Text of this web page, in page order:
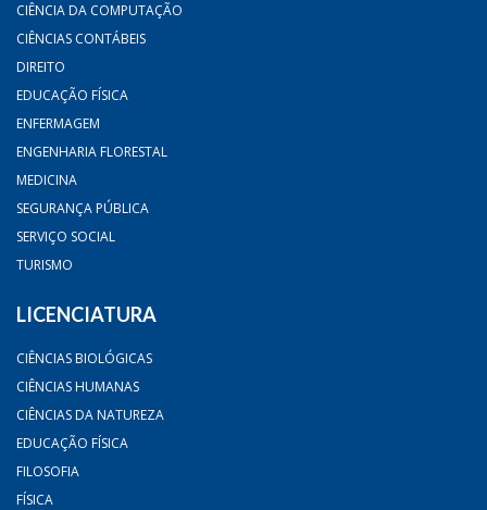
CIÊNCIA DA COMPUTAÇÃO
CIÊNCIAS CONTÁBEIS
DIREITO
EDUCAÇÃO FÍSICA
ENFERMAGEM
ENGENHARIA FLORESTAL
MEDICINA
SEGURANÇA PÚBLICA
SERVIÇO SOCIAL
TURISMO
LICENCIATURA
CIÊNCIAS BIOLÓGICAS
CIÊNCIAS HUMANAS
CIÊNCIAS DA NATUREZA
EDUCAÇÃO FÍSICA
FILOSOFIA
FÍSICA